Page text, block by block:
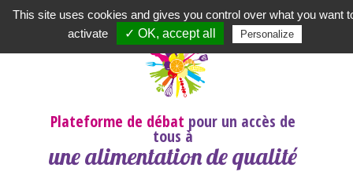
Plateforme de débat pour un accès de
tous à
une alimentation de qualité
Newsletter|A propos|Contact| | |
This site uses cookies and gives you control over what you want
activate
✓ OK, accept all Personalize